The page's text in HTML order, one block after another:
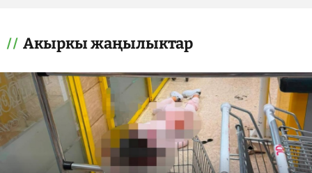
Акыркы жаңылыктар